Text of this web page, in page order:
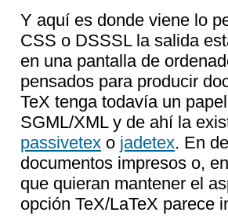
Y aquí es donde viene lo
CSS o DSSSL la salida
en una pantalla de
pensados para producir
TeX tenga todavía un
SGML/XML y de ahí la
passivetex o jadetex. En
documentos impresos o,
que quieran mantener el
opción TeX/LaTeX parece